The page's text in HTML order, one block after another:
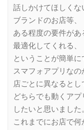
話しかけてほしく
ブランドのお店等、
ある程度の要件が
最適化してくれる、
ということが簡単に
スマフォアプリな
店ごとに異なるとし
どちらでも動くア
したいと思いました。
これまでにお店で何